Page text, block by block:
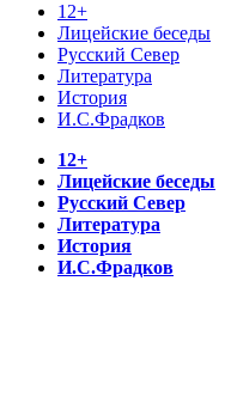
12+
Лицейские беседы
Русский Север
Литература
История
И.С.Фрадков
12+
Лицейские беседы
Русский Север
Литература
История
И.С.Фрадков